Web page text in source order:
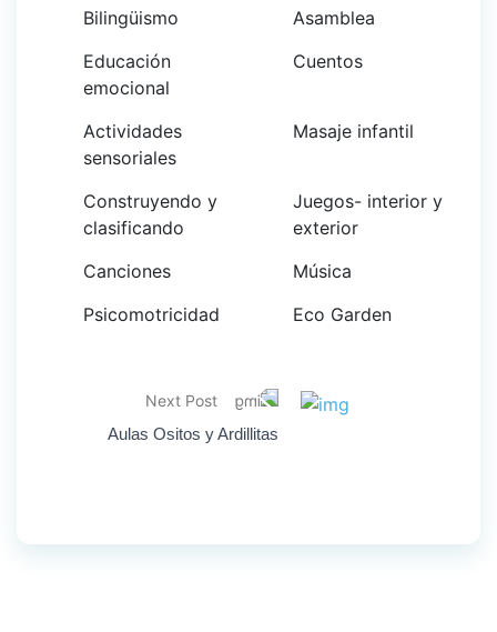
Bilingüismo
Asamblea
Educación
emocional
Cuentos
Actividades
sensoriales
Masaje infantil
Construyendo y
clasificando
Juegos- interior y
exterior
Canciones
Música
Psicomotricidad
Eco Garden
Next Post
Aulas Ositos y Ardillitas